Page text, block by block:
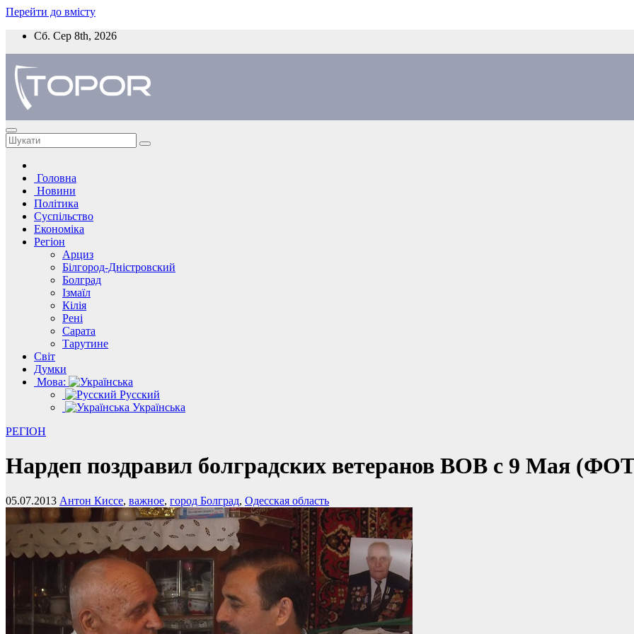
Перейти до вмісту
Сб. Сер 8th, 2026
Головна
Новини
Політика
Суспільство
Економіка
Регіон
Арциз
Білгород-Дністровский
Болград
Ізмаїл
Кілія
Рені
Сарата
Тарутине
Світ
Думки
Мова:
Русский
Українська
РЕГІОН
Нардеп поздравил болградских ветеранов ВОВ с 9 Мая
05.07.2013 Антон Киссе, важное, город Болград, Одесская область